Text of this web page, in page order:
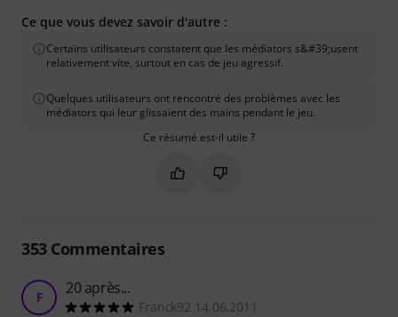
Ce que vous devez savoir d'autre :
Certains utilisateurs constatent que les médiators s&#39;usent
relativement vite, surtout en cas de jeu agressif.
Quelques utilisateurs ont rencontré des problèmes avec les
médiators qui leur glissaient des mains pendant le jeu.
Ce résumé est-il utile ?
Marquer ce résumé comme utile
Marquer ce résumé comme
353Commentaires
F 20 après...
Franck92 14.06.2011